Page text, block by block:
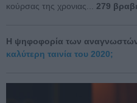
κούρσας της χρονιας... 279
Η ψηφοφορία των
καλύτερη ταινία του 2020;